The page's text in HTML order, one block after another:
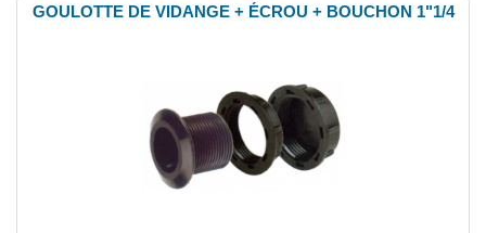
GOULOTTE DE VIDANGE + ÉCROU + BOUCHON 1"1/4